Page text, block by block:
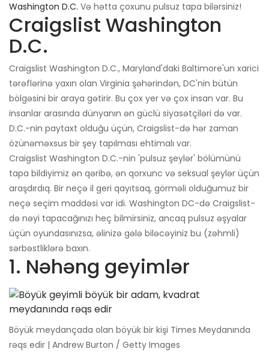
Washington D.C. Və hətta çoxunu pulsuz tapa bilərsiniz!
Craigslist Washington
D.C.
Craigslist Washington D.C., Maryland'daki Baltimore'un xarici
tərəflərinə yaxın olan Virginia şəhərindən, DC'nin bütün
bölgəsini bir araya gətirir. Bu çox yer və çox insan var. Bu
insanlar arasında dünyanın ən güclü siyasətçiləri də var.
D.C.-nin paytaxt olduğu üçün, Craigslist-də hər zaman
özünəməxsus bir şey tapılması ehtimalı var.
Craigslist Washington D.C.-nin 'pulsuz şeylər' bölümünü
tapa bildiyimiz ən qəribə, ən qorxunc və seksual şeylər üçün
araşdırdıq. Bir neçə il geri qayıtsaq, görməli olduğumuz bir
neçə seçim maddəsi var idi. Washington DC-də Craigslist-
də nəyi tapacağınızı heç bilmirsiniz, ancaq pulsuz əşyalar
üçün oyundasınızsa, əlinizə gələ biləcəyiniz bu (zəhmli)
sərbəstliklərə baxın.
1. Nəhəng geyimlər
Böyük meydançada olan böyük bir kişi Times Meydanında
rəqs edir | Andrew Burton / Getty Images